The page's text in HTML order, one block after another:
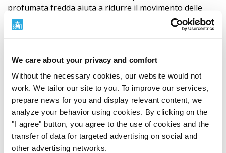
We care about your privacy and comfort
Without the necessary cookies, our website would not
work. We tailor our site to you. To improve our services,
prepare news for you and display relevant content, we
analyze your behavior using cookies. By clicking on the
"I agree" button, you agree to the use of cookies and the
transfer of data for targeted advertising on social and
other advertising networks.
profumata fredda aiuta a ridurre il movimento delle
microparticelle di polvere volanti e a migliorare il senso
di pulizia dell'ambiente circostante.
Grazie alla combinazione di funzionalità terapeutica e
bel design, è un'aggiunta gradita a qualsiasi interno,
che può anche servire come regalo adatto per la
famiglia o gli amici.
Per visualizzare il video è necessario abilitare
i cookie di marketing.Aprire le impostazioni